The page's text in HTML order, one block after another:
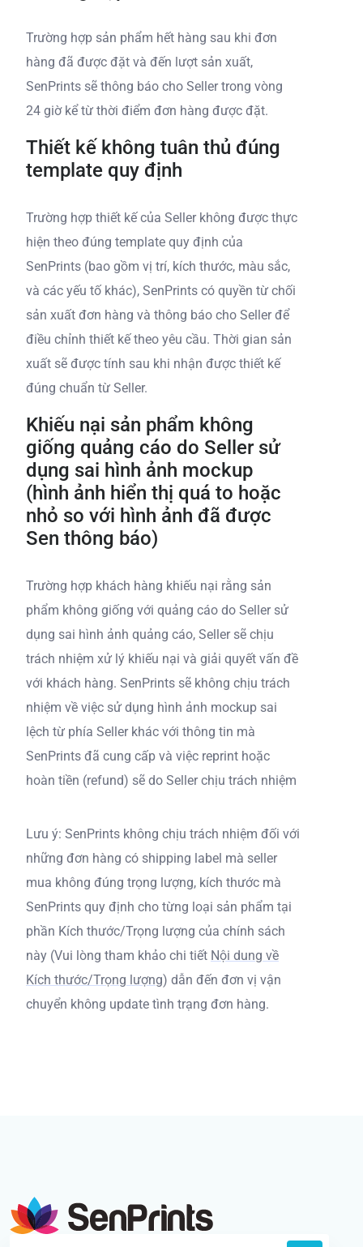
Trường hợp sản phẩm hết hàng sau khi đơn
hàng đã được đặt và đến lượt sản xuất,
SenPrints sẽ thông báo cho Seller trong vòng
24 giờ kể từ thời điểm đơn hàng được đặt.
Thiết kế không tuân thủ đúng
template quy định
Trường hợp thiết kế của Seller không được thực
hiện theo đúng template quy định của
SenPrints (bao gồm vị trí, kích thước, màu sắc,
và các yếu tố khác), SenPrints có quyền từ chối
sản xuất đơn hàng và thông báo cho Seller để
điều chỉnh thiết kế theo yêu cầu. Thời gian sản
xuất sẽ được tính sau khi nhận được thiết kế
đúng chuẩn từ Seller.
Khiếu nại sản phẩm không
giống quảng cáo do Seller sử
dụng sai hình ảnh mockup
(hình ảnh hiển thị quá to hoặc
nhỏ so với hình ảnh đã được
Sen thông báo)
Trường hợp khách hàng khiếu nại rằng sản
phẩm không giống với quảng cáo do Seller sử
dụng sai hình ảnh quảng cáo, Seller sẽ chịu
trách nhiệm xử lý khiếu nại và giải quyết vấn đề
với khách hàng. SenPrints sẽ không chịu trách
nhiệm về việc sử dụng hình ảnh mockup sai
lệch từ phía Seller khác với thông tin mà
SenPrints đã cung cấp và việc reprint hoặc
hoàn tiền (refund) sẽ do Seller chịu trách nhiệm
Lưu ý: SenPrints không chịu trách nhiệm đối với
những đơn hàng có shipping label mà seller
mua không đúng trọng lượng, kích thước mà
SenPrints quy định cho từng loại sản phẩm tại
phần Kích thước/Trọng lượng của chính sách
này (Vui lòng tham khảo chi tiết Nội dung về
Kích thước/Trọng lượng) dẫn đến đơn vị vận
chuyển không update tình trạng đơn hàng.